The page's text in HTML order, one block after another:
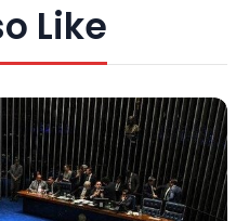
Like